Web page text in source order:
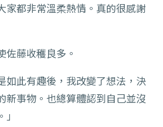
家都非常溫柔熱情。真的很感謝
佐藤收穫良多。
如此有趣後，我改變了想法，決
新事物。也總算體認到自己並沒